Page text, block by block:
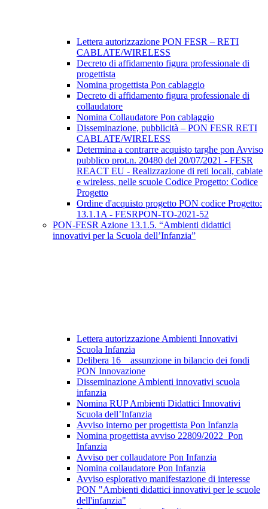
Lettera autorizzazione PON FESR – RETI
CABLATE/WIRELESS
Decreto di affidamento figura professionale di
progettista
Nomina progettista Pon cablaggio
Decreto di affidamento figura professionale di
collaudatore
Nomina Collaudatore Pon cablaggio
Disseminazione, pubblicità – PON FESR RETI
CABLATE/WIRELESS
Determina a contrarre acquisto targhe pon Avviso
pubblico prot.n. 20480 del 20/07/2021 - FESR
REACT EU - Realizzazione di reti locali, cablate
e wireless, nelle scuole Codice Progetto: Codice
Progetto
Ordine d'acquisto progetto PON codice Progetto:
13.1.1A - FESRPON-TO-2021-52
PON-FESR Azione 13.1.5. “Ambienti didattici
innovativi per la Scuola dell’Infanzia”
Lettera autorizzazione Ambienti Innovativi
Scuola Infanzia
Delibera 16 _ assunzione in bilancio dei fondi
PON Innovazione
Disseminazione Ambienti innovativi scuola
infanzia
Nomina RUP Ambienti Didattici Innovativi
Scuola dell’Infanzia
Avviso interno per progettista Pon Infanzia
Nomina progettista avviso 22809/2022_Pon
Infanzia
Avviso per collaudatore Pon Infanzia
Nomina collaudatore Pon Infanzia
Avviso esplorativo manifestazione di interesse
PON "Ambienti didattici innovativi per le scuole
dell'infanzia"